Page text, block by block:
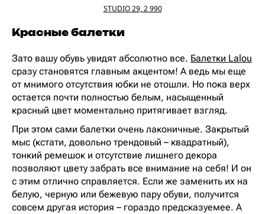
STUDIO 29, 2 990
Красные балетки
Зато вашу обувь увидят абсолютно все. Балетки Lalou
сразу становятся главным акцентом! А ведь мы еще
от мнимого отсутствия юбки не отошли. Но пока верх
остается почти полностью белым, насыщенный
красный цвет моментально притягивает взгляд.
При этом сами балетки очень лаконичные. Закрытый
мыс (кстати, довольно трендовый – квадратный),
тонкий ремешок и отсутствие лишнего декора
позволяют цвету забрать все внимание на себя! И он
с этим отлично справляется. Если же заменить их на
белую, черную или бежевую пару обуви, получится
совсем другая история – гораздо предсказуемее. А